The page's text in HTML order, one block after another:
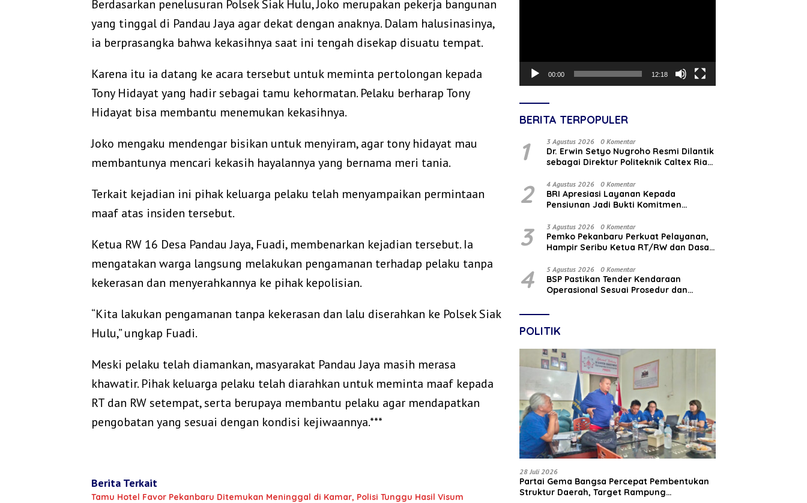
Berdasarkan penelusuran Polsek Siak Hulu, Joko merupakan pekerja bangunan
yang tinggal di Pandau Jaya agar dekat dengan anaknya. Dalam halusinasinya,
ia berprasangka bahwa kekasihnya saat ini tengah disekap disuatu tempat.
‎Karena itu ia datang ke acara tersebut untuk meminta pertolongan kepada
Tony Hidayat yang hadir sebagai tamu kehormatan. Pelaku berharap Tony
Hidayat bisa membantu menemukan kekasihnya.
‎Joko mengaku mendengar bisikan untuk menyiram, agar tony hidayat mau
membantunya mencari kekasih hayalannya yang bernama meri tania.
‎Terkait kejadian ini pihak keluarga pelaku telah menyampaikan permintaan
maaf atas insiden tersebut.
‎Ketua RW 16 Desa Pandau Jaya, Fuadi, membenarkan kejadian tersebut. Ia
mengatakan warga langsung melakukan pengamanan terhadap pelaku tanpa
kekerasan dan menyerahkannya ke pihak kepolisian.
‎“Kita lakukan pengamanan tanpa kekerasan dan lalu diserahkan ke Polsek Siak
Hulu,” ungkap Fuadi.
‎Meski pelaku telah diamankan, masyarakat Pandau Jaya masih merasa
khawatir. Pihak keluarga pelaku telah diarahkan untuk meminta maaf kepada
RT dan RW setempat, serta berupaya membantu pelaku agar mendapatkan
pengobatan yang sesuai dengan kondisi kejiwaannya.***
Berita Terkait
‎Tamu Hotel Favor Pekanbaru Ditemukan Meninggal di Kamar, Polisi Tunggu Hasil Visum
00:00 12:18
BERITA TERPOPULER
1 3 Agustus 2026 0 Komentar
‎Dr. Erwin Setyo Nugroho Resmi Dilantik
sebagai Direktur Politeknik Caltex Riau
2 4 Agustus 2026 0 Komentar
BRI Apresiasi Layanan Kepada
Pensiunan Jadi Bukti Komitmen
Nasabah
3 3 Agustus 2026 0 Komentar
Pemko Pekanbaru Perkuat Pelayanan,
Hampir Seribu Ketua RT/RW dan Dasa
4 5 Agustus 2026 0 Komentar
BSP Pastikan Tender Kendaraan
Operasional Sesuai Prosedur dan
POLITIK
28 Juli 2026
Partai Gema Bangsa Percepat Pembentukan
Struktur Daerah, Target Rampung